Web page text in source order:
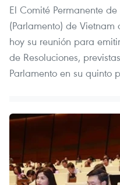
El Comité Permanente
(Parlamento) de
hoy su reunión para
de Resoluciones,
Parlamento en su quinto